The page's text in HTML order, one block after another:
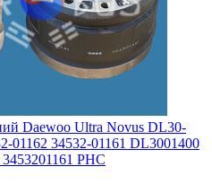
Daewoo Ultra Novus DL30-
01162 34532-01161 DL3001400
PHC